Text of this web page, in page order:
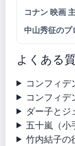
コナン 映画
中山秀征のプ
よくある
コンフィデ
コンフィデ
ダー子とジ
五十嵐（小
竹内結子の